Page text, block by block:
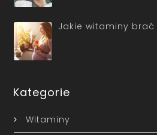
Jakie witaminy brać
Kategorie
Witaminy